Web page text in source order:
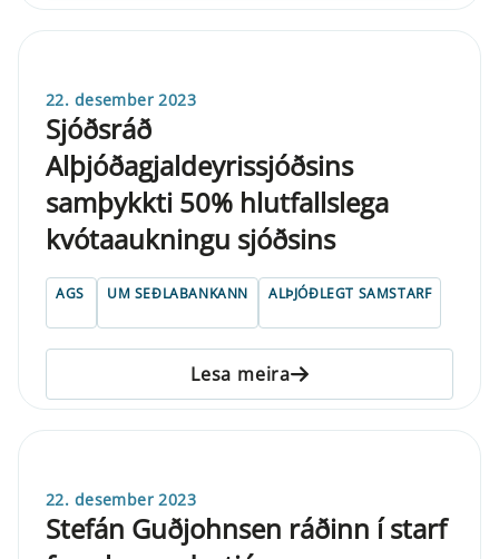
22. desember 2023
Sjóðsráð
Alþjóðagjaldeyrissjóðsins
samþykkti 50% hlutfallslega
kvótaaukningu sjóðsins
AGS UM SEÐLABANKANN ALÞJÓÐLEGT SAMSTARF
Lesa meira
22. desember 2023
Stefán Guðjohnsen ráðinn í starf